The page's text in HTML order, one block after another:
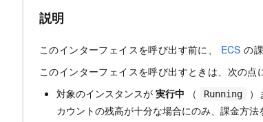
説明
このインターフェイスを呼び出す前に、 ECS の
このインターフェイスを呼び出すときは、次の点
対象のインスタンスが 実行中 （ Running ）
カウントの残高が十分な場合にのみ、課金方法